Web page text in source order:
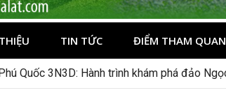
LạtTIN TỨC ĐIỂM THAM QUAN
phá “miền chè” nổi tiếng Tây Bắc